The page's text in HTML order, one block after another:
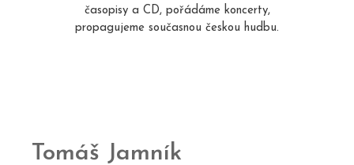
časopisy a CD, pořádáme koncerty,
propagujeme současnou českou hudbu.
Tomáš Jamník